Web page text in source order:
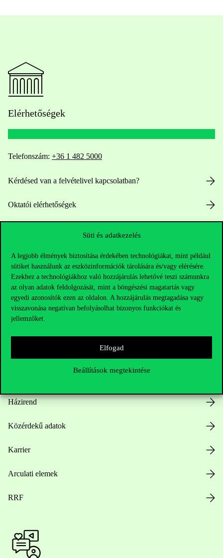
Süti és adatkezelés
A legjobb élmények biztosítása érdekében technológiákat, mint például
sütiket használunk az eszközinformációk tárolására és/vagy elérésére.
Ezekhez a technológiákhoz való hozzájárulás lehetővé teszi számunkra
az olyan adatok feldolgozását, mint a böngészési magatartás vagy
egyedi azonosítók ezen az oldalon. A hozzájárulás megtagadása vagy
visszavonása negatívan befolyásolhat bizonyos funkciókat és
jellemzőket.
Elfogad
Beállítások megtekintése
Elérhetőségek
Telefonszám: +36 1 482 5000
Kérdésed van a felvételivel kapcsolatban?
Oktatói elérhetőségek
Sajtó:press@uni-corvinus.hu
Hasznos linkek
Házirend
Közérdekű adatok
Karrier
Arculati elemek
RRF